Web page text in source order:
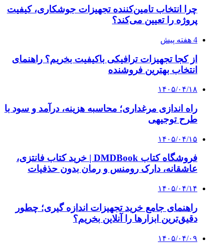
چرا انتخاب تامین‌کننده تجهیزات جوشکاری، کیفیت
پروژه را تعیین می‌کند؟
4 هفته پیش
از کجا تجهیزات ترافیکی باکیفیت بخریم؟ راهنمای
انتخاب بهترین فروشنده
۱۴۰۵/۰۴/۱۸
راه اندازی مرغداری؛ محاسبه هزینه، درآمد و سود با
طرح توجیهی
۱۴۰۵/۰۴/۱۵
فروشگاه کتاب DMDBook | خرید کتاب فانتزی،
عاشقانه، دارک رومنس و رمان بدون حذفیات
۱۴۰۵/۰۴/۱۴
راهنمای جامع خرید تجهیزات اندازه گیری؛ چطور
دقیق‌ترین ابزارها را آنلاین بخریم؟
۱۴۰۵/۰۴/۰۹